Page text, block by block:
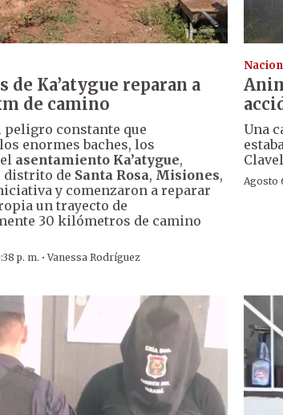
de Ka’atygue reparan a
de camino
peligro constante que
enormes baches, los
asentamiento Ka’atygue,
distrito de Santa Rosa, Misiones,
y comenzaron a reparar
un trayecto de
30 kilómetros de camino
p. m. ·Vanessa Rodríguez
Una
Agosto